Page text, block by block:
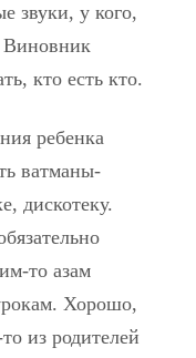
звуки, у кого,
Виновник
кто есть кто.
ребенка
ватманы-
дискотеку.
то азам
Хорошо,
из родителей